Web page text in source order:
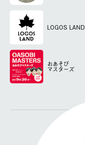
LOGOS LAND
おあそび
マスターズ